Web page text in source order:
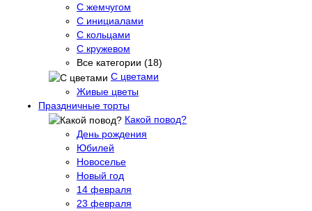
С жемчугом
С инициалами
С кольцами
С кружевом
Все категории (18)
С цветами
Живые цветы
Праздничные торты
Какой повод?
День рождения
Юбилей
Новоселье
Новый год
14 февраля
23 февраля